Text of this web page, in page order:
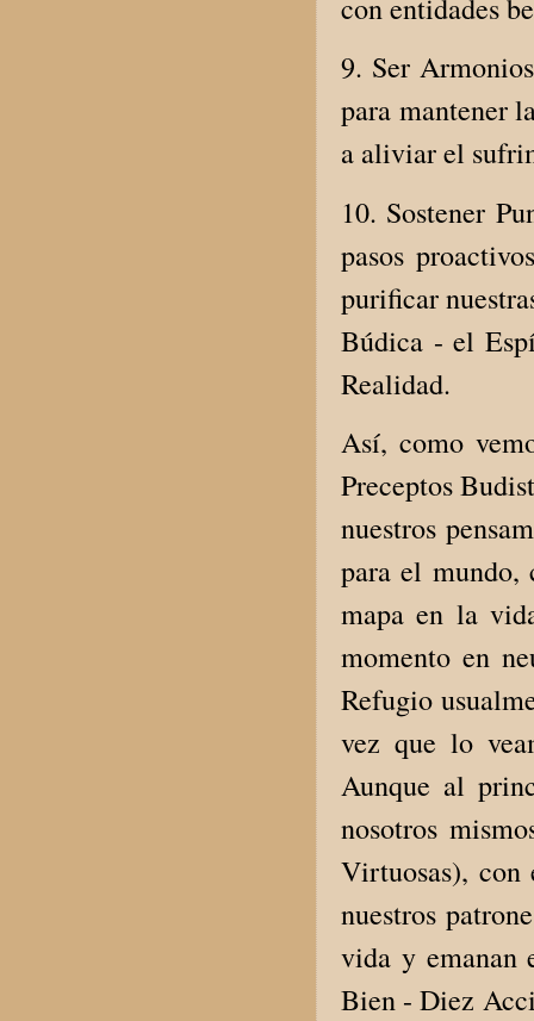
con entidades
9. Ser
para mantener
a aliviar el
10. Sostener
pasos
purificar
Búdica - el
Realidad.
Así, como
Preceptos
nuestros
para el mundo,
mapa en la
momento en
Refugio
vez que lo
Aunque al
nosotros
Virtuosas), con
nuestros
vida y emanan
Bien - Diez